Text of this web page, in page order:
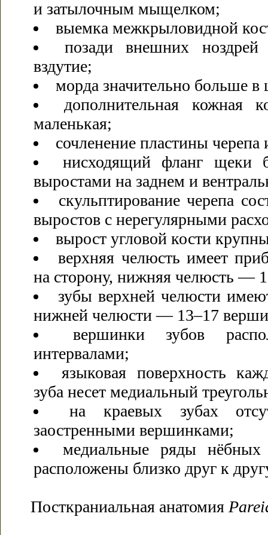
и затылочным мыщелком;
выемка межкрыловидной
позади внешних
вздутие;
морда значительно больше
дополнительная кожная
маленькая;
сочленение пластины
нисходящий фланг щеки
выростами на заднем и
скульптирование черепа
выростов с нерегулярными
вырост угловой кости
верхняя челюсть имеет
на сторону, нижняя челюсть —
зубы верхней челюсти
нижней челюсти — 13–17
вершинки зубов
интервалами;
языковая поверхность
зуба несет медиальный
на краевых зубах
заостренными вершинками;
медиальные ряды нёбных
расположены близко друг к
Посткраниальная анатомия